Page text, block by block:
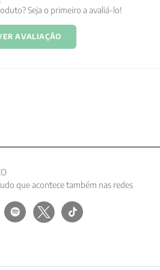
Seja o primeiro a avaliá-lo!
AVALIAÇÃO
que acontece também nas redes